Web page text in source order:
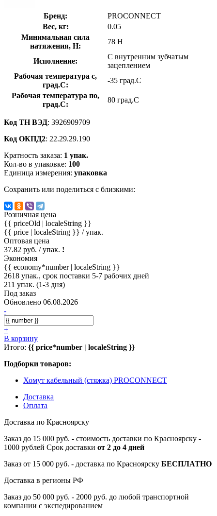
Бренд:
PROCONNECT
Вес, кг:
0.05
Минимальная сила
натяжения, Н:
78 Н
Исполнение:
С внутренним зубчатым
зацеплением
Рабочая температура с,
град.C:
-35 град.C
Рабочая температура по,
град.C:
80 град.C
Код ТН ВЭД: 3926909709
Код ОКПД2: 22.29.29.190
Кратность заказа: 1 упак.
Кол-во в упаковке: 100
Единица измерения: упаковка
Сохранить или поделиться с близкими:
Розничная цена
{{ priceOld | localeString }}
{{ price | localeString }} / упак.
Оптовая цена
37.82 руб. / упак. !
Экономия
{{ economy*number | localeString }}
2618 упак., срок поставки 5-7 рабочих дней
211 упак. (1-3 дня)
Под заказ
Обновлено 06.08.2026
-
+
В корзину
Итого: {{ price*number | localeString }}
Подборки товаров:
Хомут кабельный (стяжка) PROCONNECT
Доставка
Оплата
Доставка по Красноярску
Заказ до 15 000 руб. - стоимость доставки по Красноярску -
1000 рублей Срок доставки от 2 до 4 дней
Заказ от 15 000 руб. - доставка по Красноярску БЕСПЛАТНО
Доставка в регионы РФ
Заказ до 50 000 руб. - 2000 руб. до любой транспортной
компании с экспедированием